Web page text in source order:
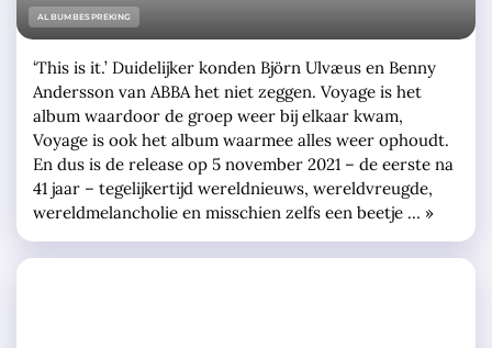
ALBUMBESPREKING
‘This is it.’ Duidelijker konden Björn Ulvæus en Benny
Andersson van ABBA het niet zeggen. Voyage is het
album waardoor de groep weer bij elkaar kwam,
Voyage is ook het album waarmee alles weer ophoudt.
En dus is de release op 5 november 2021 – de eerste na
41 jaar – tegelijkertijd wereldnieuws, wereldvreugde,
wereldmelancholie en misschien zelfs een beetje … »